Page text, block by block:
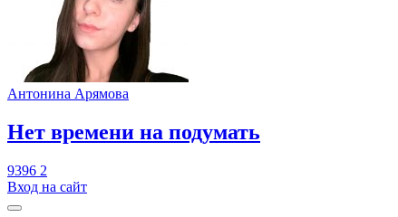
Антонина Арямова
​Нет времени на подумать
9396 2
Вход на сайт